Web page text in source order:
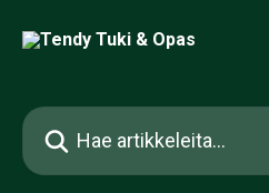
Hae artikkeleita...